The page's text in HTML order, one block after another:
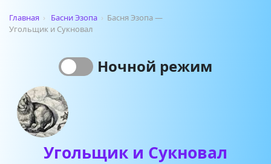
Главная › Басни Эзопа › Басня Эзопа —
Угольщик и Cукновал
Ночной режим
Угольщик и Cукновал